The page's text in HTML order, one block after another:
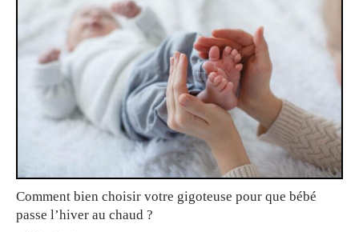
Comment bien choisir votre gigoteuse pour que bébé
passe l’hiver au chaud ?